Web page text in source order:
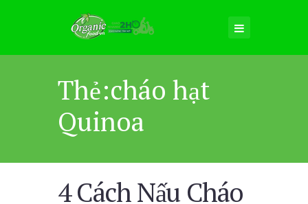
Thẻ:cháo hạt
Quinoa
4 Cách Nấu Cháo